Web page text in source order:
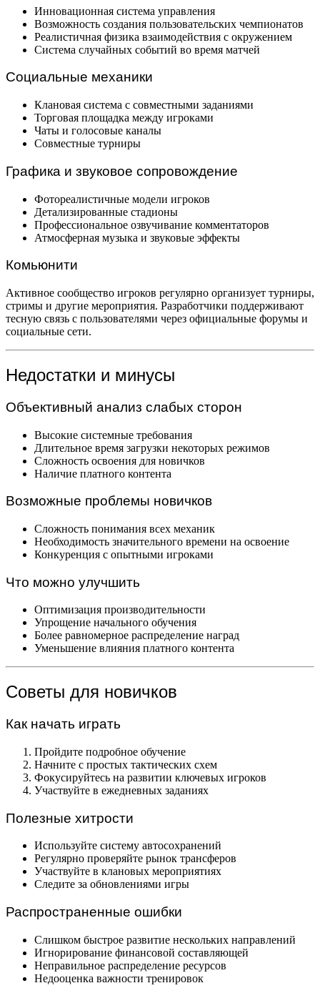
Инновационная система управления
Возможность создания пользовательских чемпионатов
Реалистичная физика взаимодействия с окружением
Система случайных событий во время матчей
Социальные механики
Клановая система с совместными заданиями
Торговая площадка между игроками
Чаты и голосовые каналы
Совместные турниры
Графика и звуковое сопровождение
Фотореалистичные модели игроков
Детализированные стадионы
Профессиональное озвучивание комментаторов
Атмосферная музыка и звуковые эффекты
Комьюнити
Активное сообщество игроков регулярно организует турниры,
стримы и другие мероприятия. Разработчики поддерживают
тесную связь с пользователями через официальные форумы и
социальные сети.
Недостатки и минусы
Объективный анализ слабых сторон
Высокие системные требования
Длительное время загрузки некоторых режимов
Сложность освоения для новичков
Наличие платного контента
Возможные проблемы новичков
Сложность понимания всех механик
Необходимость значительного времени на освоение
Конкуренция с опытными игроками
Что можно улучшить
Оптимизация производительности
Упрощение начального обучения
Более равномерное распределение наград
Уменьшение влияния платного контента
Советы для новичков
Как начать играть
Пройдите подробное обучение
Начните с простых тактических схем
Фокусируйтесь на развитии ключевых игроков
Участвуйте в ежедневных заданиях
Полезные хитрости
Используйте систему автосохранений
Регулярно проверяйте рынок трансферов
Участвуйте в клановых мероприятиях
Следите за обновлениями игры
Распространенные ошибки
Слишком быстрое развитие нескольких направлений
Игнорирование финансовой составляющей
Неправильное распределение ресурсов
Недооценка важности тренировок